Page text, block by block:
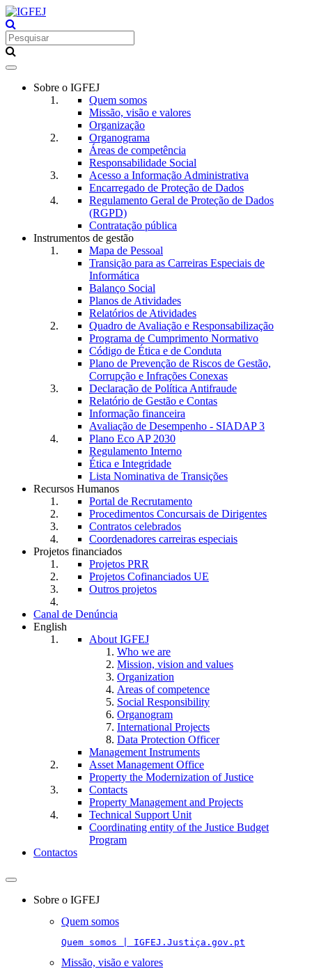
Toggle
navigationSobre o IGFEJ
Quem somos
Missão, visão e valores
Organização
Organograma
Áreas de competência
Responsabilidade Social
Acesso a Informação Administrativa
Encarregado de Proteção de Dados
Regulamento Geral de Proteção de Dados
(RGPD)
Contratação pública
Instrumentos de gestão
Mapa de Pessoal
Transição para as Carreiras Especiais de
Informática
Balanço Social
Planos de Atividades
Relatórios de Atividades
Quadro de Avaliação e Responsabilização
Programa de Cumprimento Normativo
Código de Ética e de Conduta
Plano de Prevenção de Riscos de Gestão,
Corrupção e Infrações Conexas
Declaração de Política Antifraude
Relatório de Gestão e Contas
Informação financeira
Avaliação de Desempenho - SIADAP 3
Plano Eco AP 2030
Regulamento Interno
Ética e Integridade
Lista Nominativa de Transições
Recursos Humanos
Portal de Recrutamento
Procedimentos Concursais de Dirigentes
Contratos celebrados
Coordenadores carreiras especiais
Projetos financiados
Projetos PRR
Projetos Cofinanciados UE
Outros projetos
Canal de Denúncia
English
About IGFEJ
Who we are
Mission, vision and values
Organization
Areas of competence
Social Responsibility
Organogram
International Projects
Data Protection Officer
Management Instruments
Asset Management Office
Property the Modernization of Justice
Contacts
Property Management and Projects
Technical Support Unit
Coordinating entity of the Justice Budget
Program
Contactos
Toggle
navigationSobre o IGFEJ
Quem somos
Quem somos | IGFEJ.Justiça.gov.pt
Missão, visão e valores